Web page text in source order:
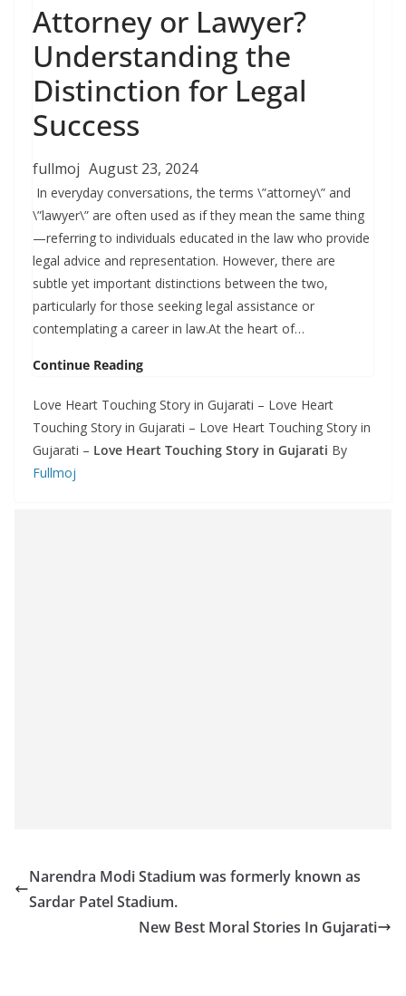
Attorney or Lawyer?
Understanding the
Distinction for Legal
Success
fullmoj August 23, 2024
In everyday conversations, the terms \”attorney\” and
\”lawyer\” are often used as if they mean the same thing
—referring to individuals educated in the law who provide
legal advice and representation. However, there are
subtle yet important distinctions between the two,
particularly for those seeking legal assistance or
contemplating a career in law.At the heart of…
Continue Reading
Love Heart Touching Story in Gujarati – Love Heart
Touching Story in Gujarati – Love Heart Touching Story in
Gujarati – Love Heart Touching Story in Gujarati By
Fullmoj
Narendra Modi Stadium was formerly known as
Sardar Patel Stadium.
New Best Moral Stories In Gujarati